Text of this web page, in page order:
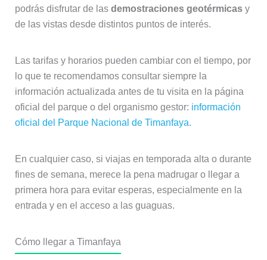
podrás disfrutar de las demostraciones geotérmicasy
de las vistas desde distintos puntos de interés.
Las tarifas y horarios pueden cambiar con el tiempo, por
lo que te recomendamos consultar siempre la
información actualizada antes de tu visita en la página
oficial del parque o del organismo gestor: información
oficial del Parque Nacional de Timanfaya.
En cualquier caso, si viajas en temporada alta o durante
fines de semana, merece la pena madrugar o llegar a
primera hora para evitar esperas, especialmente en la
entrada y en el acceso a las guaguas.
Cómo llegar a Timanfaya